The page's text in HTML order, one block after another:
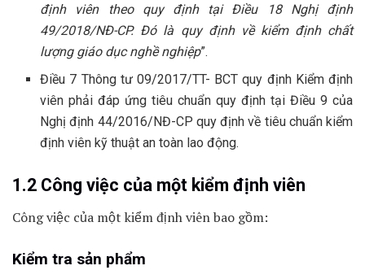
định viên theo quy định tại Điều 18 Nghị định
49/2018/NĐ-CP. Đó là quy định về kiểm định chất
lượng giáo dục nghề nghiệp”.
Điều 7 Thông tư 09/2017/TT- BCT quy định Kiểm định
viên phải đáp ứng tiêu chuẩn quy định tại Điều 9 của
Nghị định 44/2016/NĐ-CP quy định về tiêu chuẩn kiểm
định viên kỹ thuật an toàn lao động.
1.2 Công việc của một kiểm định viên
Công việc của một kiểm định viên bao gồm:
Kiểm tra sản phẩm